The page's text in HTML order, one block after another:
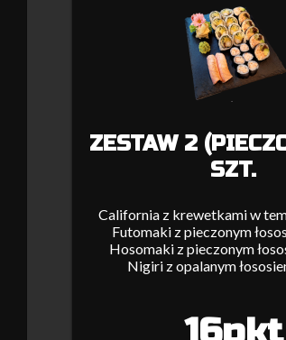
ZESTAW 2
SZT.
California z krewetkami w
Futomaki z pieczonym
Hosomaki z pieczonym
Nigiri z opalanym